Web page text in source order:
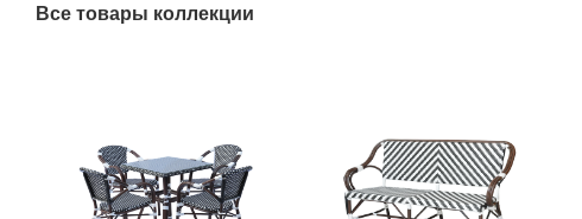
Все товары коллекции